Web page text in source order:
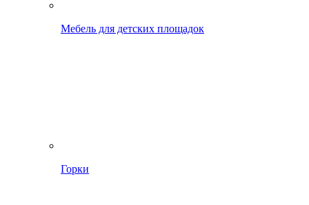
Мебель для детских площадок
Горки